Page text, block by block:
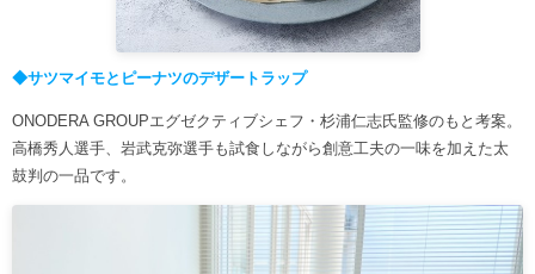
◆サツマイモとピーナツのデザートラップ
ONODERA GROUPエグゼクティブシェフ・杉浦仁志氏監修のもと考案。
高橋秀人選手、岩武克弥選手も試食しながら創意工夫の一味を加えた太
鼓判の一品です。